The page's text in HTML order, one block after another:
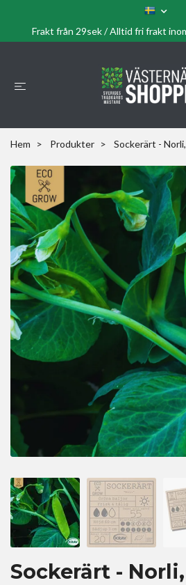
Frakt från 29sek / Alltid fri frakt
Hem Produkter Sockerärt -
Sockerärt - Norli,